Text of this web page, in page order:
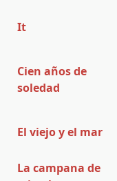
It
Cien años de
soledad
El viejo y el mar
La campana de